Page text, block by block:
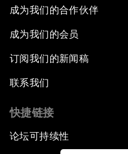
成为我们的合作伙伴
成为我们的会员
订阅我们的新闻稿
联系我们
快捷链接
论坛可持续性